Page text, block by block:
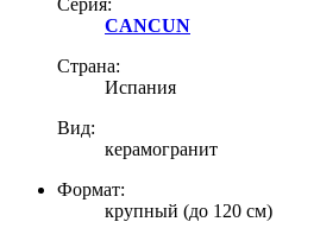
CANCUN
Страна:
Испания
Вид:
керамогранит
Формат:
крупный (до 120 см)